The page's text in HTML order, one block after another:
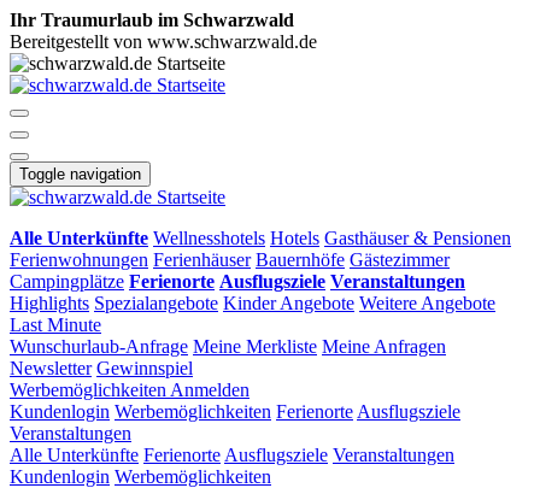
Ihr Traumurlaub im Schwarzwald
Bereitgestellt von www.schwarzwald.de
Toggle navigation
Alle Unterkünfte Wellnesshotels Hotels Gasthäuser & Pensionen
Ferienwohnungen Ferienhäuser Bauernhöfe Gästezimmer
Campingplätze Ferienorte Ausflugsziele Veranstaltungen
Highlights Spezialangebote Kinder Angebote Weitere Angebote
Last Minute
Wunschurlaub-Anfrage Meine Merkliste Meine Anfragen
Newsletter Gewinnspiel
Werbemöglichkeiten Anmelden
Kundenlogin Werbemöglichkeiten Ferienorte Ausflugsziele
Veranstaltungen
Alle Unterkünfte Ferienorte Ausflugsziele Veranstaltungen
Kundenlogin Werbemöglichkeiten